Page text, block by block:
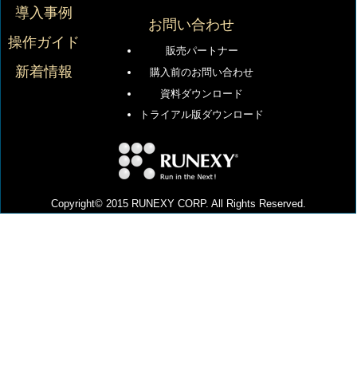
導入事例
操作ガイド
新着情報
お問い合わせ
販売パートナー
購入前のお問い合わせ
資料ダウンロード
トライアル版ダウンロード
Copyright© 2015 RUNEXY CORP. All Rights Reserved.